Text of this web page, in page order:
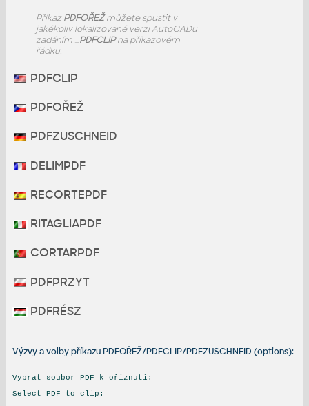
PříkazPDFOŘEŽmůžete spustit v
jakékoliv lokalizované verzi AutoCADu
zadáním _PDFCLIPna příkazovém
řádku.
PDFCLIP
PDFOŘEŽ
PDFZUSCHNEID
DELIMPDF
RECORTEPDF
RITAGLIAPDF
CORTARPDF
PDFPRZYT
PDFRÉSZ
Výzvy a volby příkazu PDFOŘEŽ/PDFCLIP/PDFZUSCHNEID (options):
Vybrat soubor PDF k oříznutí:
Select PDF to clip: